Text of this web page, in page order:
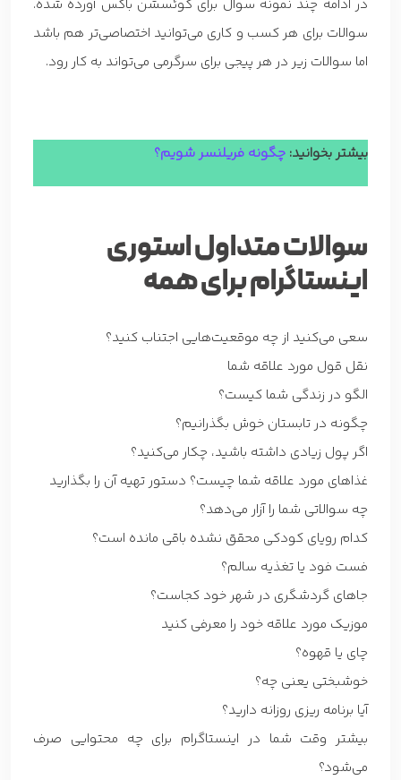
در ادامه چند نمونه سوال برای کوئسشن باکس آورده شده.
سوالات برای هر کسب و کاری می‌توانید اختصاصی‌تر هم باشد
اما سوالات زیر در هر پیجی برای سرگرمی می‌تواند به کار رود.
بیشتر بخوانید: چگونه فریلنسر شویم؟
سوالات متداول استوری
اینستاگرام برای همه
سعی می‌کنید از چه موقعیت‌هایی اجتناب کنید؟
نقل قول مورد علاقه شما
الگو در زندگی شما کیست؟
چگونه در تابستان خوش بگذرانیم؟
اگر پول زیادی داشته باشید، چکار می‌کنید؟
غذاهای مورد علاقه شما چیست؟ دستور تهیه آن را بگذارید
چه سوالاتی شما را آزار می‌دهد؟
کدام رویای کودکی محقق نشده باقی مانده است؟
فست فود یا تغذیه سالم؟
جاهای گردشگری در شهر خود کجاست؟
موزیک مورد علاقه خود را معرفی کنید
چای یا قهوه؟
خوشبختی یعنی چه؟
آیا برنامه ریزی روزانه دارید؟
بیشتر وقت شما در اینستاگرام برای چه محتوایی صرف
می‌شود؟